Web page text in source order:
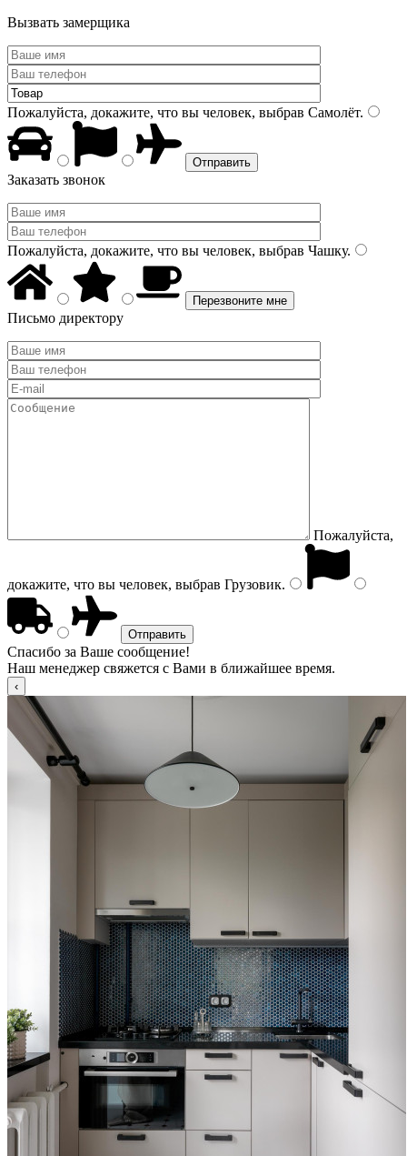
Вызвать замерщика
Пожалуйста, докажите, что вы человек, выбрав Самолёт.
Заказать звонок
Пожалуйста, докажите, что вы человек, выбрав Чашку.
Письмо директору
Пожалуйста,
докажите, что вы человек, выбрав Грузовик.
Спасибо за Ваше сообщение!
Наш менеджер свяжется с Вами в ближайшее время.